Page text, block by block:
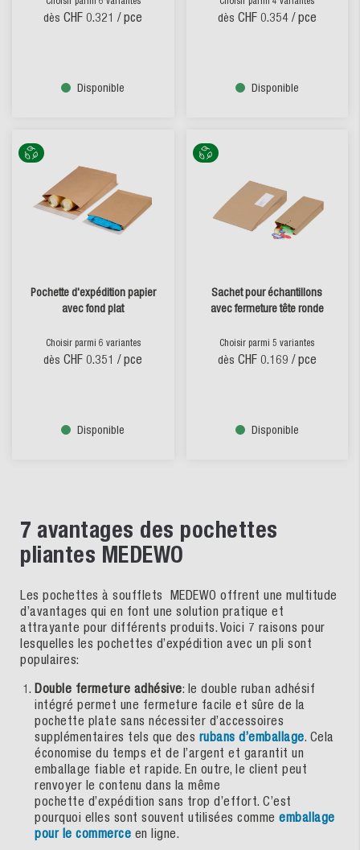
dès CHF 0.321 / pce
Disponible
dès CHF 0.354 / pce
Disponible
Pochette d'expédition papier
avec fond plat
Choisir parmi 6 variantes
dès CHF 0.351 / pce
Disponible
Sachet pour échantillons
avec fermeture tête ronde
Choisir parmi 5 variantes
dès CHF 0.169 / pce
Disponible
7 avantages des pochettes
pliantes MEDEWO
Les pochettes à soufflets MEDEWO offrent une multitude
d’avantages qui en font une solution pratique et
attrayante pour différents produits. Voici 7 raisons pour
lesquelles les pochettes d’expédition avec un pli sont
populaires:
Double fermeture adhésive: le double ruban adhésif
intégré permet une fermeture facile et sûre de la
pochette plate sans nécessiter d’accessoires
supplémentaires tels que des rubans d’emballage. Cela
économise du temps et de l’argent et garantit un
emballage fiable et rapide. En outre, le client peut
renvoyer le contenu dans la même
pochette d’expédition sans trop d’effort. C’est
pourquoi elles sont souvent utilisées comme emballage
pour le commerce en ligne.